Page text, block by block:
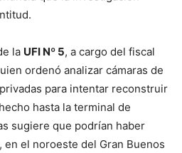
la UFI Nº 5, a cargo del fiscal
ordenó analizar cámaras de
para intentar reconstruir
hasta la terminal de
sugiere que podrían haber
, en el noroeste del Gran Buenos